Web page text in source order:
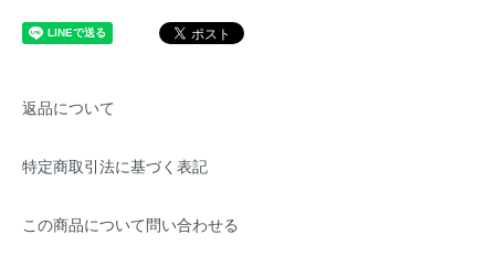
返品について
特定商取引法に基づく表記
この商品について問い合わせる